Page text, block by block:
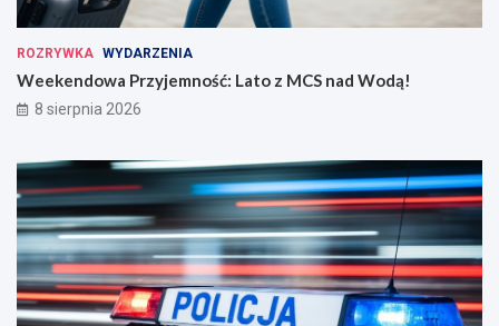
ROZRYWKA WYDARZENIA
Weekendowa Przyjemność: Lato z MCS nad Wodą!
8 sierpnia 2026